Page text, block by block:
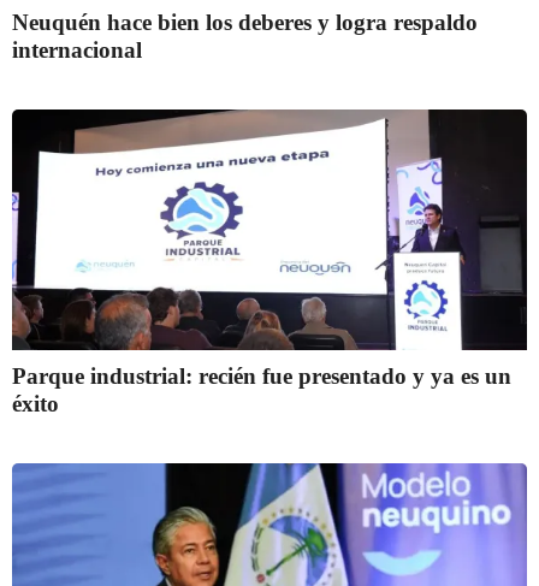
Neuquén hace bien los deberes y logra respaldo
internacional
Parque industrial: recién fue presentado y ya es un
éxito